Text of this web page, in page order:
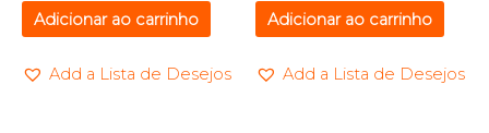
Adicionar ao carrinho
Add a Lista de Desejos
Adicionar ao carrinho
Add a Lista de Desejos